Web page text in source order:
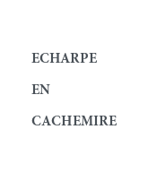
ECHARPE
EN
CACHEMIRE